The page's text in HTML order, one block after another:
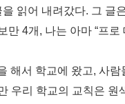
읽어 내려 갔다. 그 글
만 4개, 나는 아마 “프 로
해서 학교에 왔고, 사람
우리 학교의 교칙은 원